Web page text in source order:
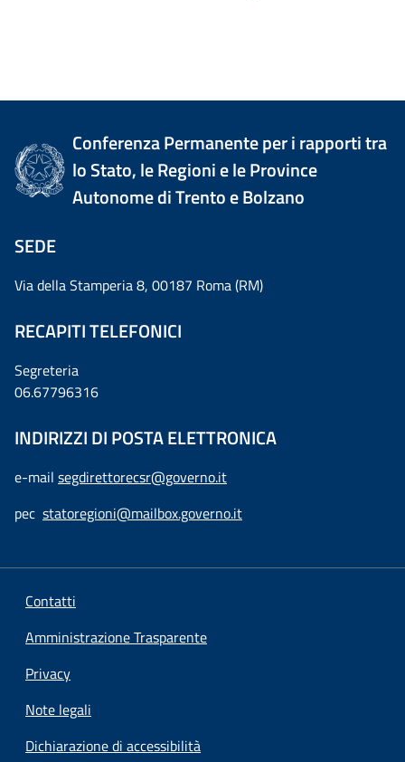
Conferenza Permanente per i rapporti tra
lo Stato, le Regioni e le Province
Autonome di Trento e Bolzano
SEDE
Via della Stamperia 8, 00187 Roma (RM)
RECAPITI TELEFONICI
Segreteria
06.67796316
INDIRIZZI DI POSTA ELETTRONICA
e-mail segdirettorecsr@governo.it
pec statoregioni@mailbox.governo.it
Contatti
Amministrazione Trasparente
Privacy
Note legali
Dichiarazione di accessibilità